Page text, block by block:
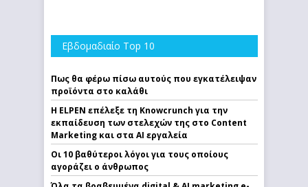
Εβδομαδιαίο Top 10
Πως θα φέρω πίσω αυτούς που εγκατέλειψαν
προϊόντα στο καλάθι
Η ELPEN επέλεξε τη Knowcrunch για την
εκπαίδευση των στελεχών της στο Content
Marketing και στα AI εργαλεία
Οι 10 βαθύτεροι λόγοι για τους οποίους
αγοράζει ο άνθρωπος